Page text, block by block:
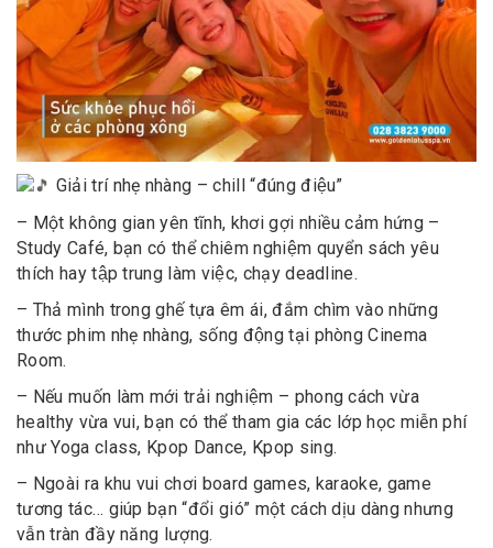
Giải trí nhẹ nhàng – chill “đúng điệu”
– Một không gian yên tĩnh, khơi gợi nhiều cảm hứng –
Study Café, bạn có thể chiêm nghiệm quyển sách yêu
thích hay tập trung làm việc, chạy deadline.
– Thả mình trong ghế tựa êm ái, đắm chìm vào những
thước phim nhẹ nhàng, sống động tại phòng Cinema
Room.
– Nếu muốn làm mới trải nghiệm – phong cách vừa
healthy vừa vui, bạn có thể tham gia các lớp học miễn phí
như Yoga class, Kpop Dance, Kpop sing.
– Ngoài ra khu vui chơi board games, karaoke, game
tương tác… giúp bạn “đổi gió” một cách dịu dàng nhưng
vẫn tràn đầy năng lượng.